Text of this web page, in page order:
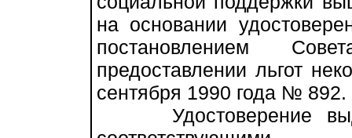
на основании
постановлением
предоставлении льгот
сентября 1990 года № 892.
Удостоверение